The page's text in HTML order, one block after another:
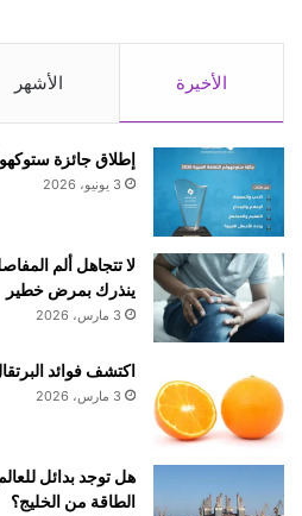
الأخيرة الأشهر
إطلاق جائزة ستوكهولم
3 يونيو، 2026
لا تتجاهل ألم
ينذرك بمرض خطير
3 مارس، 2026
اكتشف فوائد
3 مارس، 2026
هل توجد بدائل
الطاقة من الخليج؟